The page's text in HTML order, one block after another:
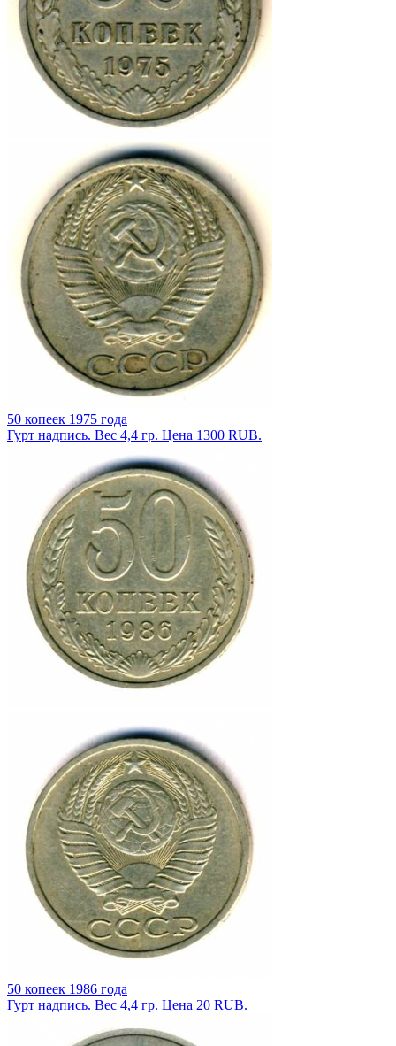
50 копеек 1975 года
Гурт надпись. Вес 4,4 гр. Цена 1300 RUB.
50 копеек 1986 года
Гурт надпись. Вес 4,4 гр. Цена 20 RUB.